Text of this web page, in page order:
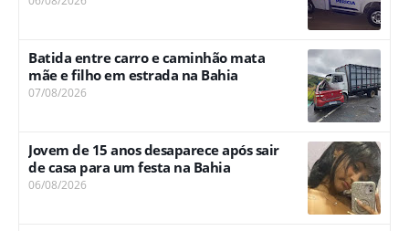
Batida entre carro e caminhão mata
mãe e filho em estrada na Bahia
07/08/2026
Jovem de 15 anos desaparece após sair
de casa para um festa na Bahia
06/08/2026